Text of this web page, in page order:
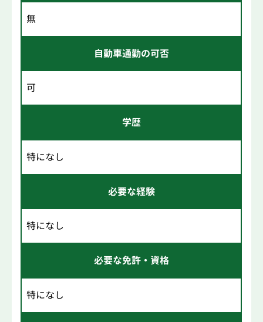
無
自動車通勤の可否
可
学歴
特になし
必要な経験
特になし
必要な免許・資格
特になし